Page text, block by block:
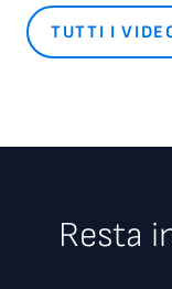
TUTTI I
Resta